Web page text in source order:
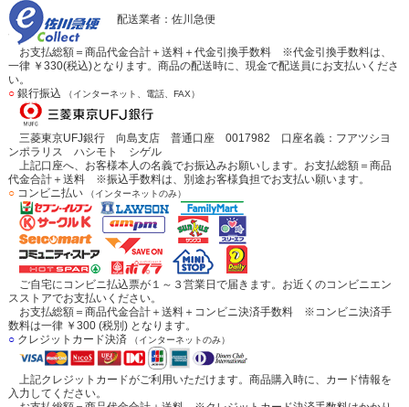
配送業者：佐川急便
お支払総額＝商品代金合計＋送料＋代金引換手数料 ※代金引換手数料は、
一律 ￥330(税込)となります。商品の配送時に、現金で配送員にお支払いくださ
い。
○銀行振込 （インターネット、電話、FAX）
三菱東京UFJ銀行 向島支店 普通口座 0017982 口座名義：フアツシヨ
ンポラリス ハシモト シゲル
上記口座へ、お客様本人の名義でお振込みお願いします。お支払総額＝商品
代金合計＋送料 ※振込手数料は、別途お客様負担でお支払い願います。
○コンビニ払い （インターネットのみ）
ご自宅にコンビニ払込票が１～３営業日で届きます。お近くのコンビニエン
スストアでお支払いください。
お支払総額＝商品代金合計＋送料＋コンビニ決済手数料 ※コンビニ決済手
数料は一律 ￥300 (税別) となります。
○クレジットカード決済 （インターネットのみ）
上記クレジットカードがご利用いただけます。商品購入時に、カード情報を
入力してください。